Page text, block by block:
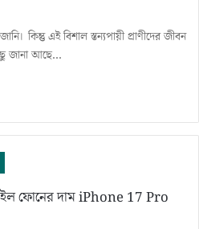
কিন্তু এই বিশাল স্তন্যপায়ী প্রাণীদের জীবন
জানা আছে…
ফোনের দাম iPhone 17 Pro